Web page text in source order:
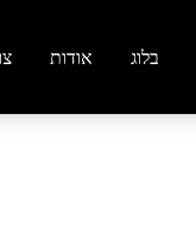
בלוג אודות